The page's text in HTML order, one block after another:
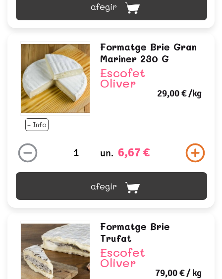
afegir
+ Info
Formatge Brie Gran
Mariner 230 G
Escofet
Oliver
29,00 €/kg
un. 6,67 €
afegir
Formatge Brie
Trufat
Escofet
Oliver
79,00 €/ kg